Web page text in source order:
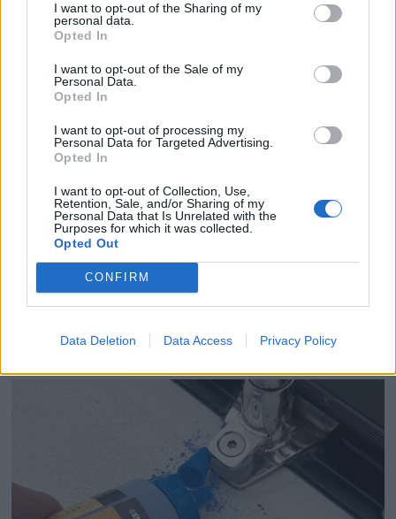
I want to opt-out of the Sharing of my
personal data.
Opted In
I want to opt-out of the Sale of my
Personal Data.
Opted In
I want to opt-out of processing my
Personal Data for Targeted Advertising.
Opted In
I want to opt-out of Collection, Use,
Retention, Sale, and/or Sharing of my
Personal Data that Is Unrelated with the
Purposes for which it was collected.
Opted Out
CONFIRM
Data Deletion Data Access Privacy Policy
Nominert 2026
Stem frem Norges fineste
veteranbåter